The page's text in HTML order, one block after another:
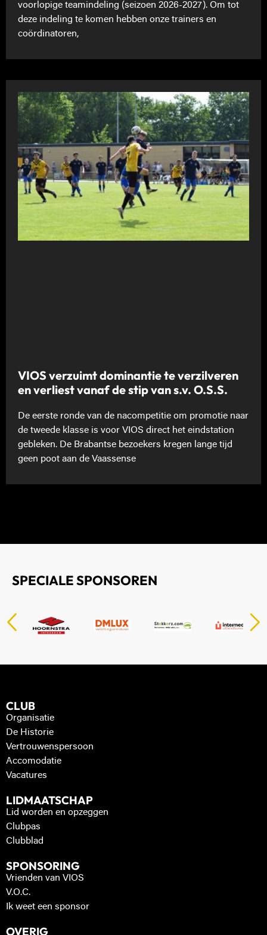
voorlopige teamindeling (seizoen 2026-2027). Om tot
deze indeling te komen hebben onze trainers en
coördinatoren,
VIOS verzuimt dominantie te verzilveren
en verliest vanaf de stip van s.v. O.S.S.
De eerste ronde van de nacompetitie om promotie naar
de tweede klasse is voor VIOS direct het eindstation
gebleken. De Brabantse bezoekers kregen lange tijd
geen poot aan de Vaassense
SPECIALE SPONSOREN
CLUB
Organisatie
De Historie
Vertrouwenspersoon
Accomodatie
Vacatures
LIDMAATSCHAP
Lid worden en opzeggen
Clubpas
Clubblad
SPONSORING
Vrienden van VIOS
V.O.C.
Ik weet een sponsor
OVERIG